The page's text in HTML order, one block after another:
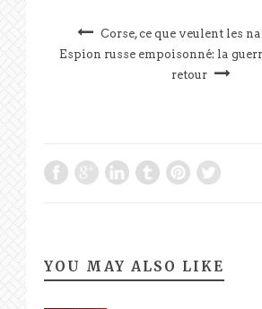
Corse, ce que veulent les
Espion russe empoisonné: la
retour
YOU MAY ALSO LIKE